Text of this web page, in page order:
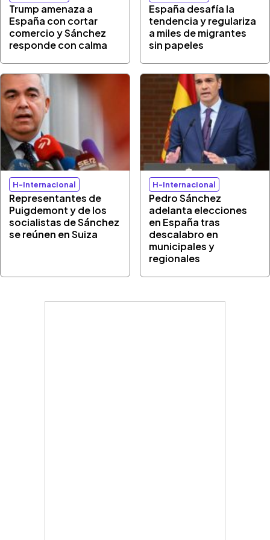
Trump amenaza a
España con cortar
comercio y Sánchez
responde con calma
España desafía la
tendencia y regulariza
a miles de migrantes
sin papeles
H-Internacional
Representantes de
Puigdemont y de los
socialistas de Sánchez
se reúnen en Suiza
H-Internacional
Pedro Sánchez
adelanta elecciones
en España tras
descalabro en
municipales y
regionales